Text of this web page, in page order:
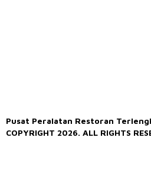
Pusat Peralatan Restoran
COPYRIGHT 2026. ALL RIGHTS